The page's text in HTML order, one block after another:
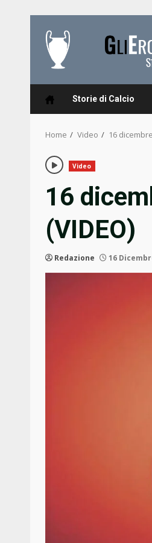
content
Storie di Calcio
Home Video 16
Video
16
(VIDEO)
Redazione 16